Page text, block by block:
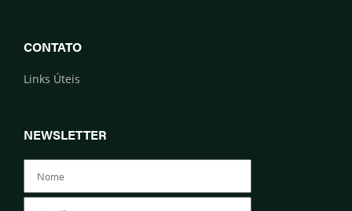
CONTATO
Links Úteis
NEWSLETTER